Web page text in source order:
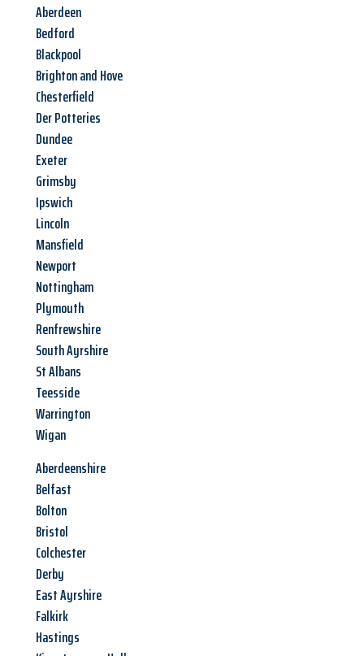
Aberdeen
Bedford
Blackpool
Brighton and Hove
Chesterfield
Der Potteries
Dundee
Exeter
Grimsby
Ipswich
Lincoln
Mansfield
Newport
Nottingham
Plymouth
Renfrewshire
South Ayrshire
St Albans
Teesside
Warrington
Wigan
Aberdeenshire
Belfast
Bolton
Bristol
Colchester
Derby
East Ayrshire
Falkirk
Hastings